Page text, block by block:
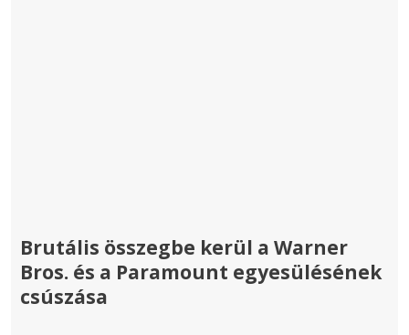
Brutális összegbe kerül a Warner
Bros. és a Paramount egyesülésének
csúszása